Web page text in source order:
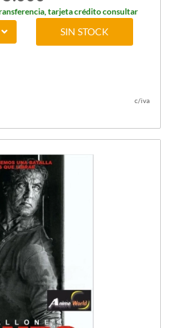
tarjeta crédito consultar
SIN STOCK
c/iva